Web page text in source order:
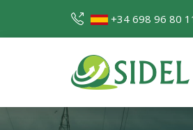
+34 698 96 80
Sidel